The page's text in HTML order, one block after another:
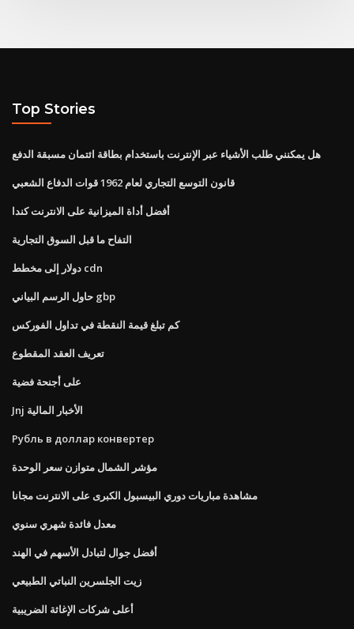
Top Stories
هل يمكنني طلب الأشياء عبر الإنترنت باستخدام بطاقة ائتمان مسبقة الدفع
قانون التوسع التجاري لعام 1962 قوات الدفاع الشعبي
أفضل أداة الميزانية على الانترنت كندا
التفاح ما قبل السوق التجارية
دولار إلى مخطط cdn
حاول الرسم البياني gbp
كم تبلغ قيمة النقطة في تداول الفوركس
تعريف العقد المقطوع
على أجنحة فضية
Jnj الأخبار المالية
Рубль в доллар конвертер
مؤشر الشمال متوازن سعر الوحدة
مشاهدة مباريات دوري البيسبول الكبرى على الانترنت مجانا
معدل فائدة شهري سنوي
أفضل جوال لتبادل الأسهم في الهند
زيت الجلسرين النباتي الطبيعي
أعلى شركات الإغاثة الضريبية